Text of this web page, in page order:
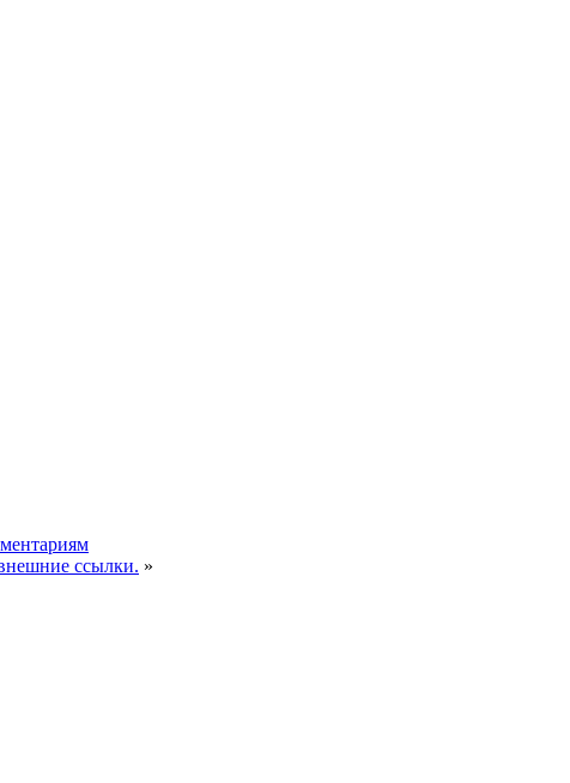
ссылки. »